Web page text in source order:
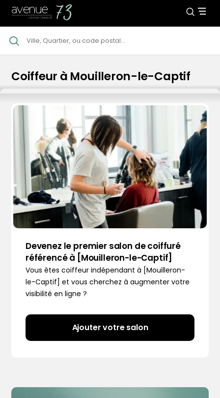
Coiffeur à Mouilleron-le-Captif
Devenez le premier salon de coiffuré
référencé à [Mouilleron-le-Captif]
Vous êtes coiffeur indépendant à [Mouilleron-
le-Captif] et vous cherchez à augmenter votre
visibilité en ligne ?
Ajouter votre salon